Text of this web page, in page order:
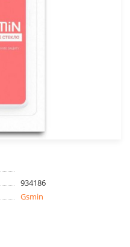
934186
Gsmin